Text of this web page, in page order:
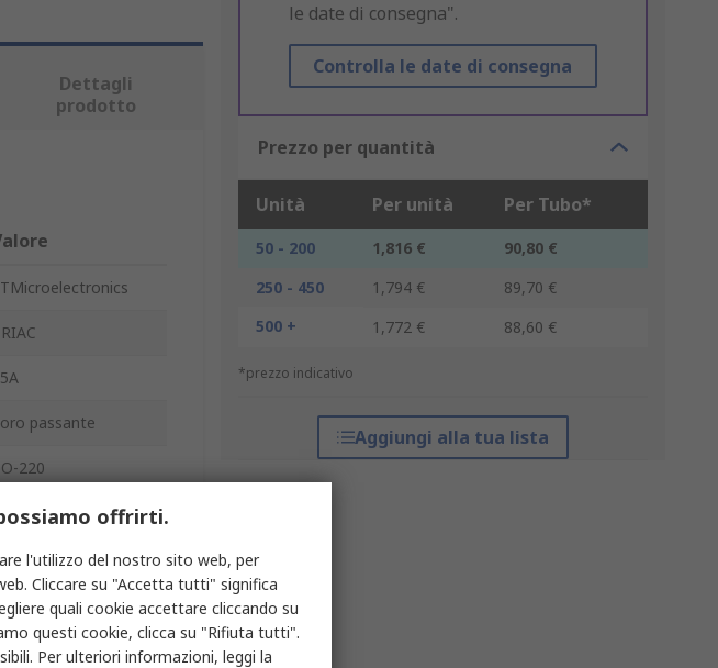
le date di consegna".
Controlla le date di consegna
Prezzo per quantità
Unità Per unità Per Tubo*
50 - 200 1,816 €
90,80 €
250 - 450
1,794 €
89,70 €
500 +
1,772 € 88,60 €
*prezzo indicativo
Aggiungi alla tua lista
Dettagli
prodotto
passante
220
offrirti.
l'utilizzo del nostro sito web, per
Cliccare su "Accetta tutti" significa
quali cookie accettare cliccando su
questi cookie, clicca su "Rifiuta tutti".
Per ulteriori informazioni, leggi la